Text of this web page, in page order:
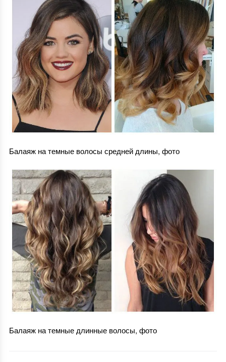
Балаяж на темные волосы средней длины, фото
Балаяж на темные длинные волосы, фото